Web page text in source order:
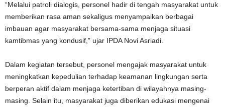
“Melalui patroli dialogis, personel hadir di tengah masyarakat untuk
memberikan rasa aman sekaligus menyampaikan berbagai
imbauan agar masyarakat bersama-sama menjaga situasi
kamtibmas yang kondusif,” ujar IPDA Novi Asriadi.
Dalam kegiatan tersebut, personel mengajak masyarakat untuk
meningkatkan kepedulian terhadap keamanan lingkungan serta
berperan aktif dalam menjaga ketertiban di wilayahnya masing-
masing. Selain itu, masyarakat juga diberikan edukasi mengenai